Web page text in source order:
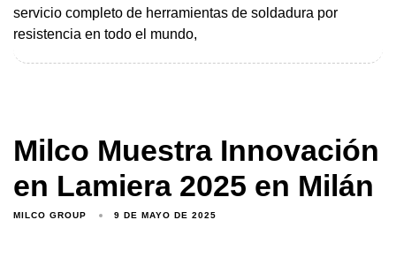
servicio completo de herramientas de soldadura por
resistencia en todo el mundo,
Milco Muestra Innovación
en Lamiera 2025 en Milán
MILCO GROUP 9 DE MAYO DE 2025